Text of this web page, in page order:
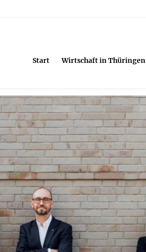
Start Wirtschaft in Thüringen